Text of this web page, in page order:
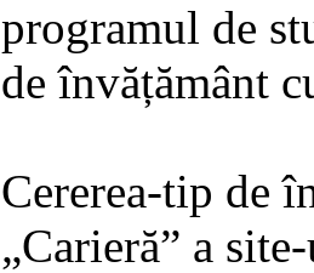
programul de
de învățământ
Cererea-tip de
„Carieră” a